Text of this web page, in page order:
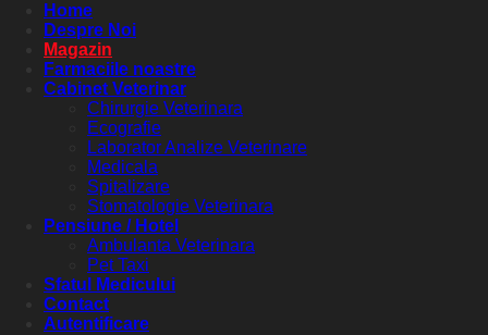
Home
Despre Noi
Magazin
Farmaciile noastre
Cabinet Veterinar
Chirurgie Veterinara
Ecografie
Laborator Analize Veterinare
Medicala
Spitalizare
Stomatologie Veterinara
Pensiune / Hotel
Ambulanta Veterinara
Pet Taxi
Sfatul Medicului
Contact
Autentificare